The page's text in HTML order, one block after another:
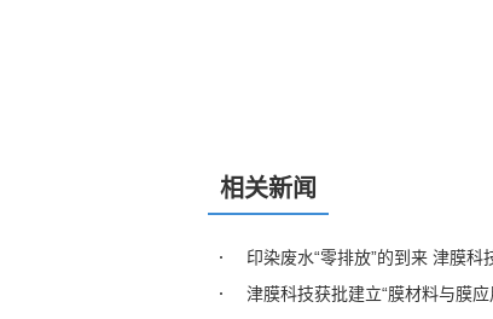
相关新闻
印染废水“零排放”的到来 津膜
津膜科技获批建立“膜材料与膜